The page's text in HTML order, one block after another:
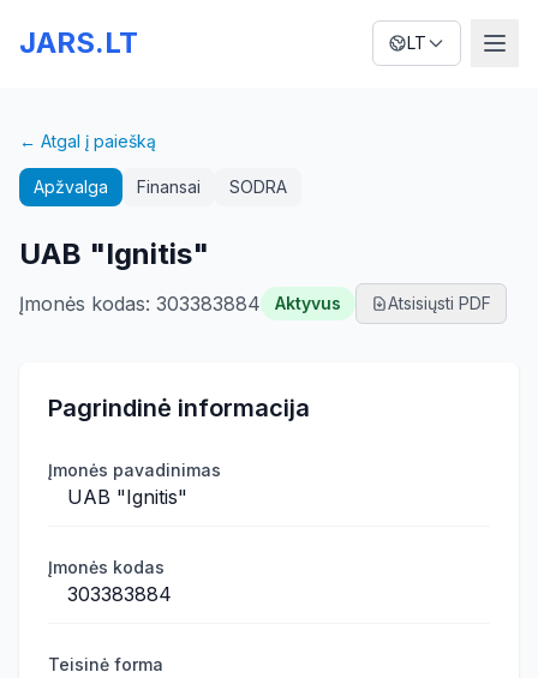
JARS.LT LT
← Atgal į paiešką
Apžvalga Finansai SODRA
UAB "Ignitis"
Įmonės kodas: 303383884 Aktyvus Atsisiųsti PDF
Pagrindinė informacija
Įmonės pavadinimas
UAB "Ignitis"
Įmonės kodas
303383884
Teisinė forma